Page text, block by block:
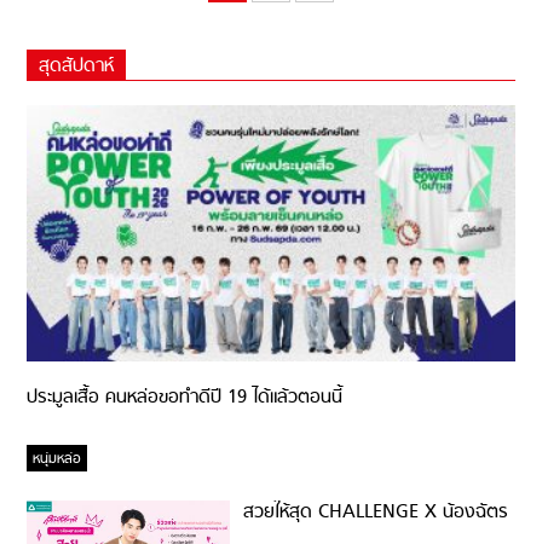
สุดสัปดาห์
ประมูลเสื้อ คนหล่อขอทำดีปี 19 ได้แล้วตอนนี้
หนุ่มหล่อ
สวยให้สุด CHALLENGE X น้องฉัตร